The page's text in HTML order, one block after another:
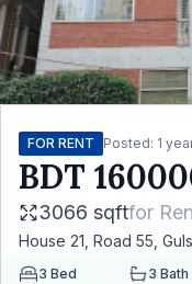
FOR RENT Posted: 1
BDT
3066 sqftfor
House 21, Road 55,
3 Bed 3 Bath